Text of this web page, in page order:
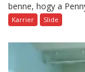
benne, hogy a
Karrier Slide